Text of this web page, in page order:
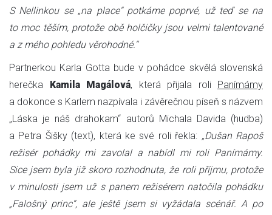
S Nellinkou se „na place“ potkáme poprvé, už teď se na
to moc těším, protože obě holčičky jsou velmi talentované
a z mého pohledu věrohodné.“
Partnerkou Karla Gotta bude v pohádce skvělá slovenská
herečka Kamila Magálová, která přijala roli Panímámy
a dokonce s Karlem nazpívala i závěrečnou píseň s názvem
„Láska je náš drahokam“ autorů Michala Davida (hudba)
a Petra Šišky (text), která ke své roli řekla: „Dušan Rapoš
režisér pohádky mi zavolal a nabídl mi roli Panímámy.
Sice jsem byla již skoro rozhodnuta, že roli příjmu, protože
v minulosti jsem už s panem režisérem natočila pohádku
„Falošný princ“, ale ještě jsem si vyžádala scénář. A po